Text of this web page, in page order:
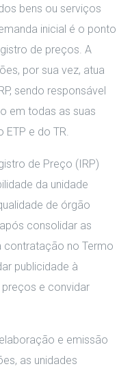
bens ou serviços
inicial é o ponto
de preços. A
por sua vez, atua
sendo responsável
em todas as suas
ETP e do TR.
de Preço (IRP)
da unidade
de órgão
consolidar as
contratação no Termo
publicidade à
e convidar
e emissão
as unidades